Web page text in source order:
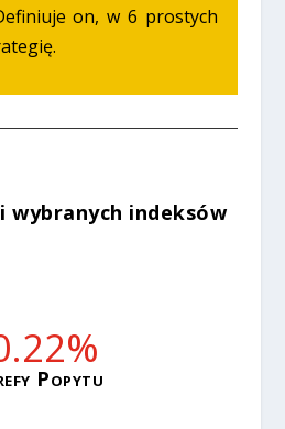
on, w 6 prostych
indeksów
%
Popytu